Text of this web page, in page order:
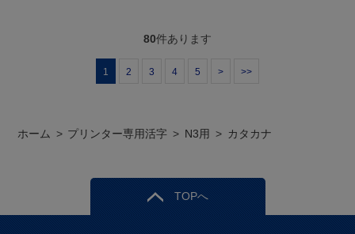
80件あります
1 2 3 4 5 > >>
ホーム > プリンター専用活字 > N3用 > カタカナ
TOPへ